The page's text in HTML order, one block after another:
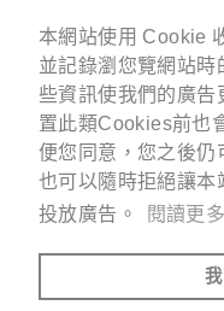
本網站使用 Cookie
並記錄瀏您覽網站時
些資訊使我們的廣告
置此類Cookies前也
便您同意，您之後仍
也可以隨時拒絕讓本
投放廣告。
閱讀更多
本網站使用 Cookie
並記錄瀏您覽網站時
些資訊使我們的廣告
置此類Cookies前也
便您同意，您之後仍
也可以隨時拒絕讓本
投放廣告。
閱讀更多
其實滿好照顧的。不管是平
© 2026